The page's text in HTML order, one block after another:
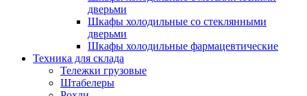
дверьми
Шкафы холодильные со стеклянными
дверьми
Шкафы холодильные фармацевтические
Техника для склада
Тележки грузовые
Штабелеры